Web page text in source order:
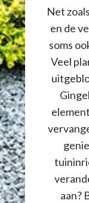
Net
en de
soms
Veel
aan?